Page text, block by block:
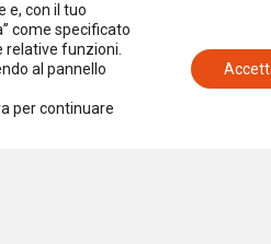
e, con il tuo
come specificato
relative funzioni.
al pannello
per continuare